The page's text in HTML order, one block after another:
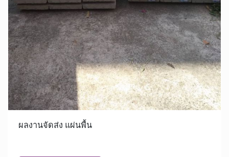
ผลงานจัดส่ง แผ่นพื้น